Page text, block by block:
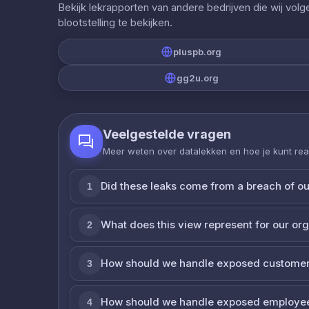
Bekijk lekrapporten van andere bedrijven die wij
blootstelling te bekijken.
pluspb.org
gg2u.org
Veelgestelde vragen
Meer weten over datalekken en hoe je kunt
1 Did these leaks come from a breach of
2 What does this view represent for our
3 How should we handle exposed
4 How should we handle exposed